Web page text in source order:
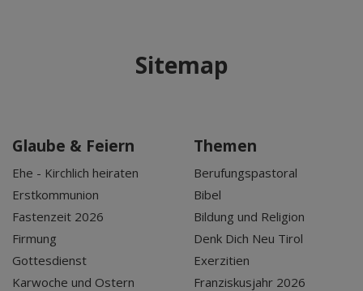
Apr 2027
Mai 2027
Sitemap
Glaube & Feiern
Ehe - Kirchlich heiraten
Erstkommunion
Fastenzeit 2026
Firmung
Gottesdienst
Karwoche und Ostern
Themen
Berufungspastoral
Bibel
Bildung und Religion
Denk Dich Neu Tirol
Exerzitien
Franziskusjahr 2026